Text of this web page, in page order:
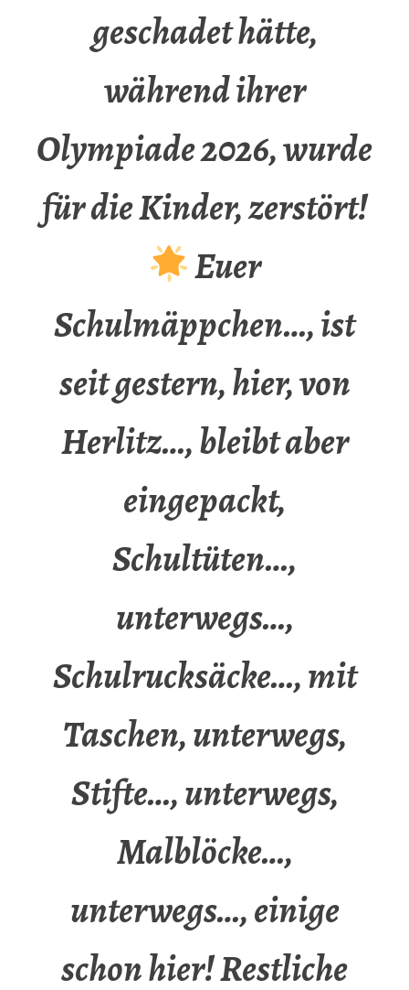
geschadet hätte,
während ihrer
Olympiade 2026, wurde
für die Kinder, zerstört!
Euer
Schulmäppchen…, ist
seit gestern, hier, von
Herlitz…, bleibt aber
eingepackt,
Schultüten…,
unterwegs…,
Schulrucksäcke…, mit
Taschen, unterwegs,
Stifte…, unterwegs,
Malblöcke…,
unterwegs…, einige
schon hier! Restliche